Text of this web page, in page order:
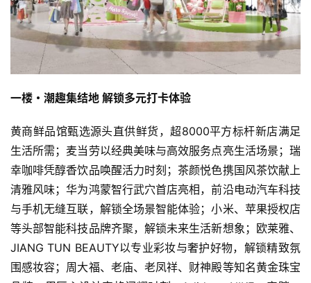
一楼・潮趣集结地 解锁多元打卡体验
黄商鲜品馆甄选源头直供鲜货，超8000平方标杆新店满足
生活所需；麦当劳以经典美味与高效服务点亮生活场景；瑞
幸咖啡凭醇香饮品唤醒活力时刻；茶颜悦色携国风茶饮献上
清雅风味；华为鸿蒙智行武穴首店亮相，前沿电动汽车科技
与手机无缝互联，解锁全场景智能体验；小米、苹果授权店
等头部智能科技品牌齐聚，解锁未来生活新想象；欧莱雅、
JIANG TUN BEAUTY以专业彩妆与奢护好物，解锁精致氛
围感妆容；周大福、老庙、老凤祥、财神殿等知名黄金珠宝